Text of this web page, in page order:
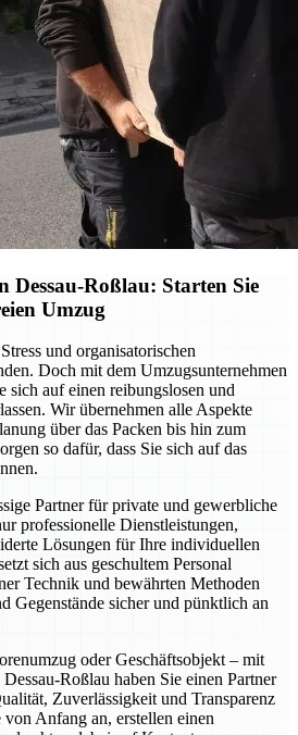
Dessau-Roßlau: Starten Sie
Umzug
und organisatorischen
Doch mit dem Umzugsunternehmen
sich auf einen reibungslosen und
Wir übernehmen alle Aspekte
über das Packen bis hin zum
so dafür, dass Sie sich auf das
Partner für private und gewerbliche
professionelle Dienstleistungen,
Lösungen für Ihre individuellen
sich aus geschultem Personal
Technik und bewährten Methoden
Gegenstände sicher und pünktlich an
oder Geschäftsobjekt – mit
Roßlau haben Sie einen Partner
Zuverlässigkeit und Transparenz
Anfang an, erstellen einen